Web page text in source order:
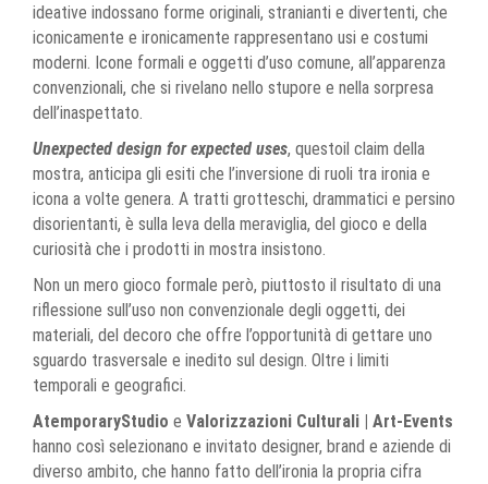
ideative indossano forme originali, stranianti e divertenti, che
iconicamente e ironicamente rappresentano usi e costumi
moderni. Icone formali e oggetti d’uso comune, all’apparenza
convenzionali, che si rivelano nello stupore e nella sorpresa
dell’inaspettato.
Unexpected design for expected uses, questoil claim della
mostra, anticipa gli esiti che l’inversione di ruoli tra ironia e
icona a volte genera. A tratti grotteschi, drammatici e persino
disorientanti, è sulla leva della meraviglia, del gioco e della
curiosità che i prodotti in mostra insistono.
Non un mero gioco formale però, piuttosto il risultato di una
riflessione sull’uso non convenzionale degli oggetti, dei
materiali, del decoro che offre l’opportunità di gettare uno
sguardo trasversale e inedito sul design. Oltre i limiti
temporali e geografici.
AtemporaryStudio e Valorizzazioni Culturali | Art-Events
hanno così selezionano e invitato designer, brand e aziende di
diverso ambito, che hanno fatto dell’ironia la propria cifra